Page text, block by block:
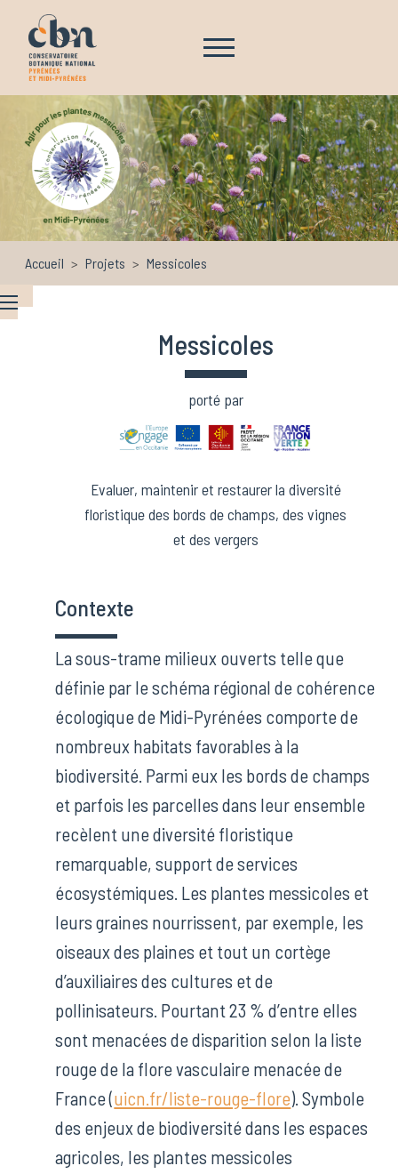
Aller au contenu principal
Navigation principale
Accueil Projets Messicoles
Messicoles
porté par
Evaluer, maintenir et restaurer la diversité
floristique des bords de champs, des vignes
et des vergers
Contexte
La sous-trame milieux ouverts telle que
définie par le schéma régional de cohérence
écologique de Midi-Pyrénées comporte de
nombreux habitats favorables à la
biodiversité. Parmi eux les bords de champs
et parfois les parcelles dans leur ensemble
recèlent une diversité floristique
remarquable, support de services
écosystémiques. Les plantes messicoles et
leurs graines nourrissent, par exemple, les
oiseaux des plaines et tout un cortège
d’auxiliaires des cultures et de
pollinisateurs. Pourtant 23 % d’entre elles
sont menacées de disparition selon la liste
rouge de la flore vasculaire menacée de
France (uicn.fr/liste-rouge-flore). Symbole
des enjeux de biodiversité dans les espaces
agricoles, les plantes messicoles